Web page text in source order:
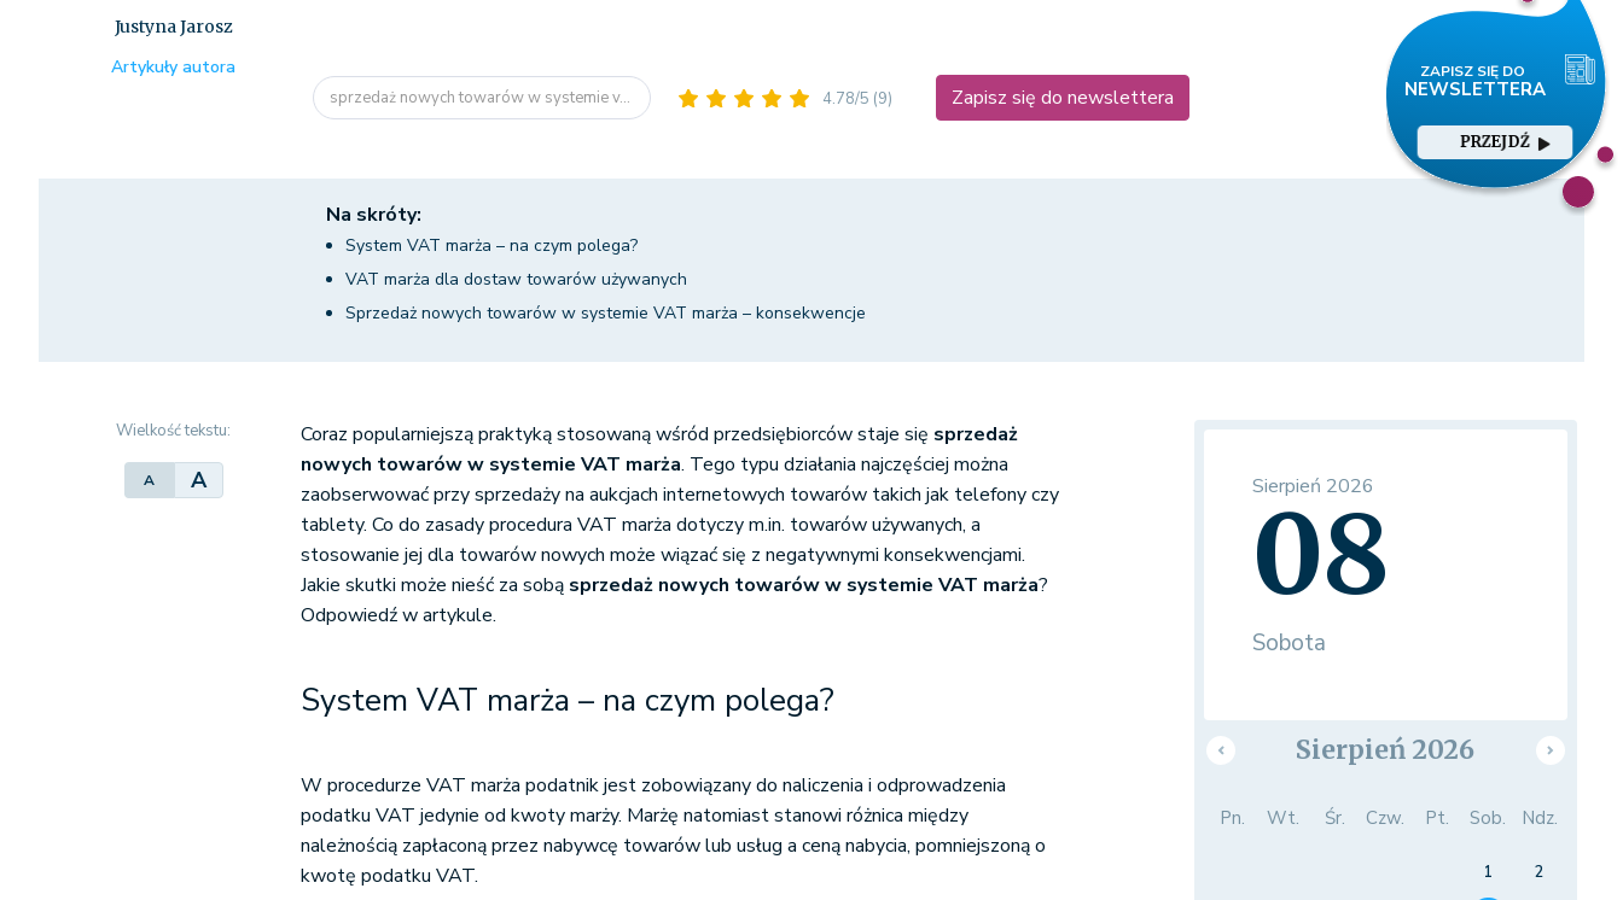
PRZEJDŹ
sprzedaż nowych towarów w systemie v... 4.78/5 (9) Zapisz się do newslettera
Justyna Jarosz
Artykuły autora
Na skróty:
System VAT marża – na czym polega?
VAT marża dla dostaw towarów używanych
Sprzedaż nowych towarów w systemie VAT marża – konsekwencje
Wielkość tekstu:
A A
Coraz popularniejszą praktyką stosowaną wśród przedsiębiorców staje się sprzedaż
nowych towarów w systemie VAT marża. Tego typu działania najczęściej można
zaobserwować przy sprzedaży na aukcjach internetowych towarów takich jak telefony czy
tablety. Co do zasady procedura VAT marża dotyczy m.in. towarów używanych, a
stosowanie jej dla towarów nowych może wiązać się z negatywnymi konsekwencjami.
Jakie skutki może nieść za sobą sprzedaż nowych towarów w systemie VAT marża?
Odpowiedź w artykule.
System VAT marża – na czym polega?
W procedurze VAT marża podatnik jest zobowiązany do naliczenia i odprowadzenia
podatku VAT jedynie od kwoty marży. Marżę natomiast stanowi różnica między
należnością zapłaconą przez nabywcę towarów lub usług a ceną nabycia, pomniejszoną o
kwotę podatku VAT.
Sierpień 2026
08
Sobota
Sierpień 2026
Pn. Wt. Śr. Czw. Pt. Sob. Ndz.
1
2